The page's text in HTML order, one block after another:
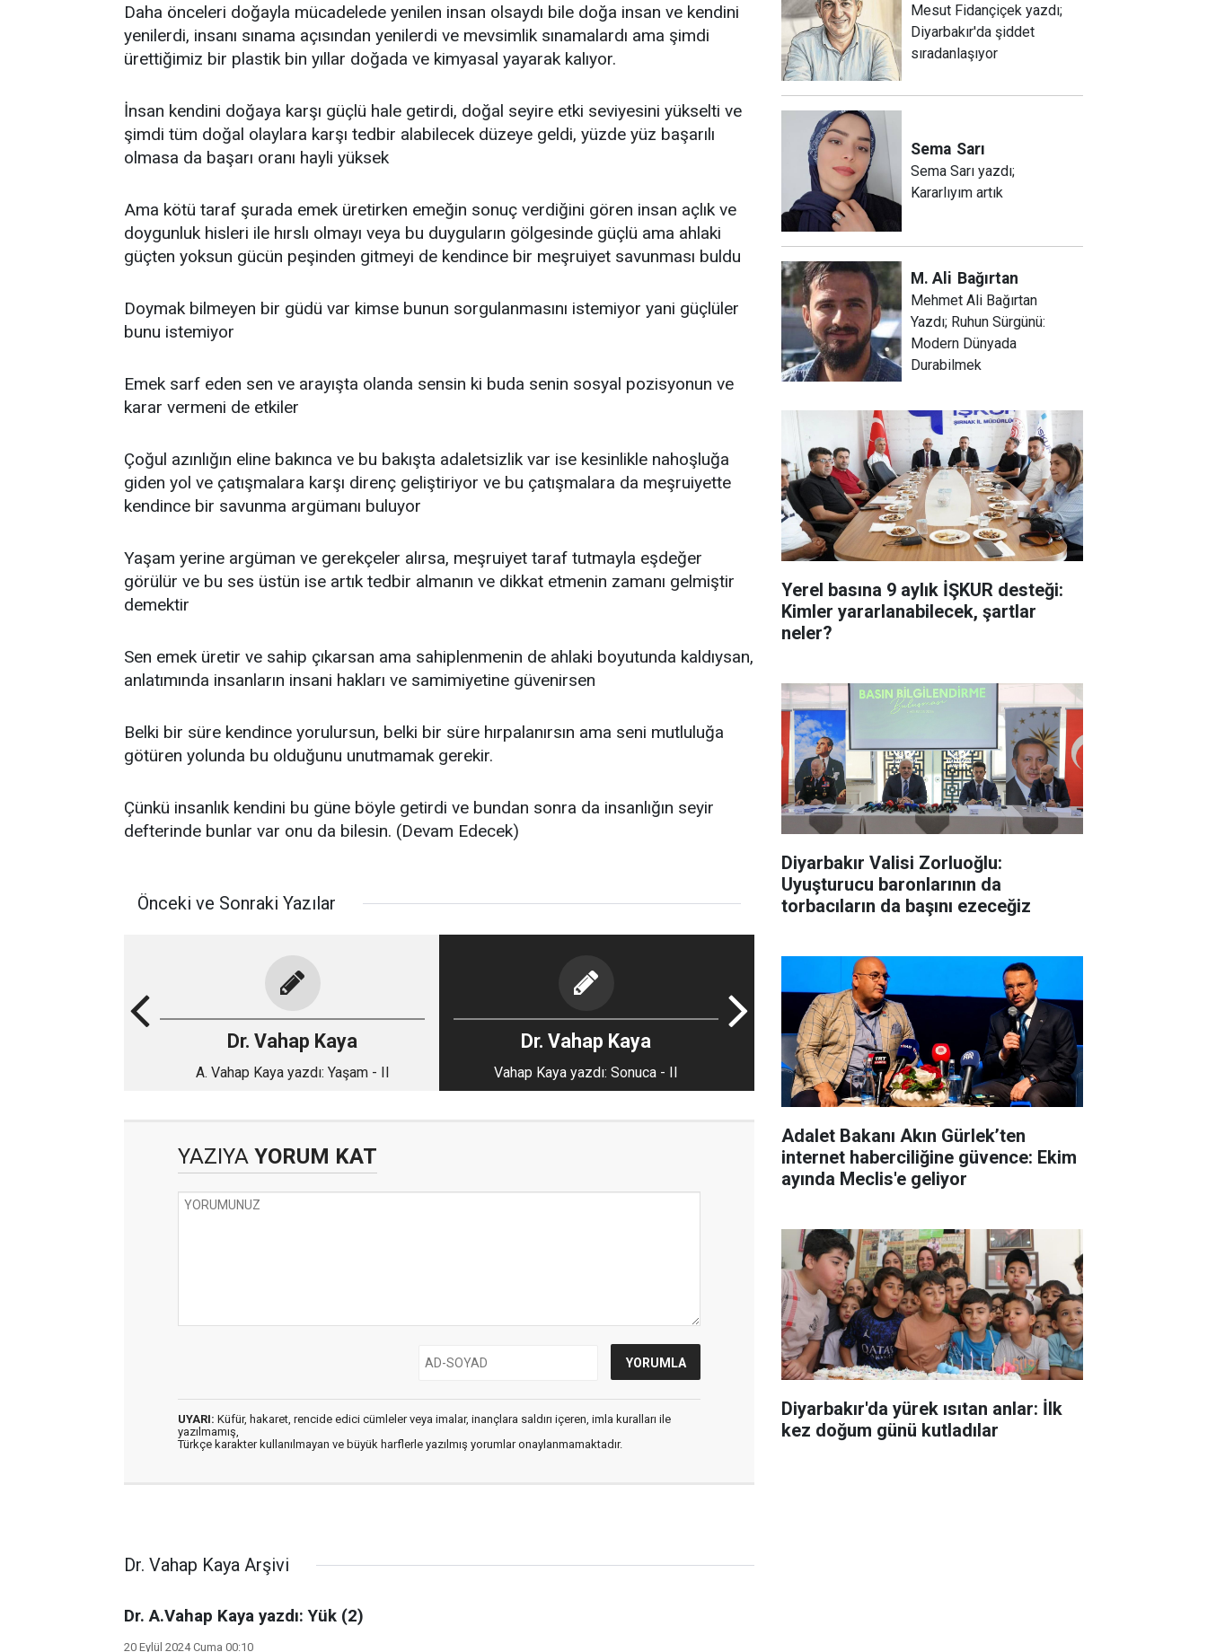
Daha önceleri doğayla mücadelede yenilen insan olsaydı bile doğa insan ve kendini
yenilerdi, insanı sınama açısından yenilerdi ve mevsimlik sınamalardı ama şimdi
ürettiğimiz bir plastik bin yıllar doğada ve kimyasal yayarak kalıyor.
İnsan kendini doğaya karşı güçlü hale getirdi, doğal seyire etki seviyesini yükselti ve
şimdi tüm doğal olaylara karşı tedbir alabilecek düzeye geldi, yüzde yüz başarılı
olmasa da başarı oranı hayli yüksek
Ama kötü taraf şurada emek üretirken emeğin sonuç verdiğini gören insan açlık ve
doygunluk hisleri ile hırslı olmayı veya bu duyguların gölgesinde güçlü ama ahlaki
güçten yoksun gücün peşinden gitmeyi de kendince bir meşruiyet savunması buldu
Doymak bilmeyen bir güdü var kimse bunun sorgulanmasını istemiyor yani güçlüler
bunu istemiyor
Emek sarf eden sen ve arayışta olanda sensin ki buda senin sosyal pozisyonun ve
karar vermeni de etkiler
Çoğul azınlığın eline bakınca ve bu bakışta adaletsizlik var ise kesinlikle nahoşluğa
giden yol ve çatışmalara karşı direnç geliştiriyor ve bu çatışmalara da meşruiyette
kendince bir savunma argümanı buluyor
Yaşam yerine argüman ve gerekçeler alırsa, meşruiyet taraf tutmayla eşdeğer
görülür ve bu ses üstün ise artık tedbir almanın ve dikkat etmenin zamanı gelmiştir
demektir
Sen emek üretir ve sahip çıkarsan ama sahiplenmenin de ahlaki boyutunda kaldıysan,
anlatımında insanların insani hakları ve samimiyetine güvenirsen
Belki bir süre kendince yorulursun, belki bir süre hırpalanırsın ama seni mutluluğa
götüren yolunda bu olduğunu unutmamak gerekir.
Çünkü insanlık kendini bu güne böyle getirdi ve bundan sonra da insanlığın seyir
defterinde bunlar var onu da bilesin. (Devam Edecek)
Önceki ve Sonraki Yazılar
Dr. Vahap Kaya
A. Vahap Kaya yazdı: Yaşam - II
Dr. Vahap Kaya
Vahap Kaya yazdı: Sonuca - II
YAZIYA YORUM KAT
UYARI: Küfür, hakaret, rencide edici cümleler veya imalar, inançlara saldırı içeren, imla kuralları ile
yazılmamış,
Türkçe karakter kullanılmayan ve büyük harflerle yazılmış yorumlar onaylanmamaktadır.
Dr. Vahap Kaya Arşivi
Dr. A.Vahap Kaya yazdı: Yük (2)
20 Eylül 2024 Cuma 00:10
Mesut Fidançiçek yazdı;
Diyarbakır'da şiddet
sıradanlaşıyor
Sema Sarı
Sema Sarı yazdı;
Kararlıyım artık
M. Ali Bağırtan
Mehmet Ali Bağırtan
Yazdı; Ruhun Sürgünü:
Modern Dünyada
Durabilmek
Yerel basına 9 aylık İŞKUR desteği:
Kimler yararlanabilecek, şartlar
neler?
Diyarbakır Valisi Zorluoğlu:
Uyuşturucu baronlarının da
torbacıların da başını ezeceğiz
Adalet Bakanı Akın Gürlek’ten
internet haberciliğine güvence: Ekim
ayında Meclis'e geliyor
Diyarbakır'da yürek ısıtan anlar: İlk
kez doğum günü kutladılar